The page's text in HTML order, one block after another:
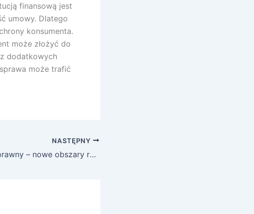
finansową jest
umowy. Dlatego
konsumenta.
może złożyć do
dodatkowych
może trafić
NASTĘPNY
Radca prawny – nowe obszary ryzyka zawodowego